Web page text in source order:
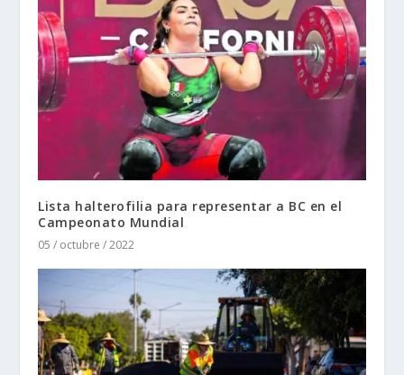
Lista halterofilia para representar a BC en el
Campeonato Mundial
05 / octubre / 2022